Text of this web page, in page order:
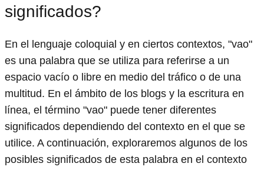
significados?
En el lenguaje coloquial y en ciertos contextos, "vao"
es una palabra que se utiliza para referirse a un
espacio vacío o libre en medio del tráfico o de una
multitud. En el ámbito de los blogs y la escritura en
línea, el término "vao" puede tener diferentes
significados dependiendo del contexto en el que se
utilice. A continuación, exploraremos algunos de los
posibles significados de esta palabra en el contexto